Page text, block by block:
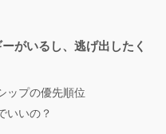
がいるし、逃げ出したく
ップの優先順位
いいの？